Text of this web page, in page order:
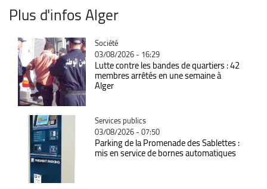
Plus d'infos Alger
Catégorie
Société
03/08/2026 - 16:29
Lutte contre les bandes de quartiers : 42
membres arrêtés en une semaine à
Alger
Catégorie
Services publics
03/08/2026 - 07:50
Parking de la Promenade des Sablettes :
mis en service de bornes automatiques